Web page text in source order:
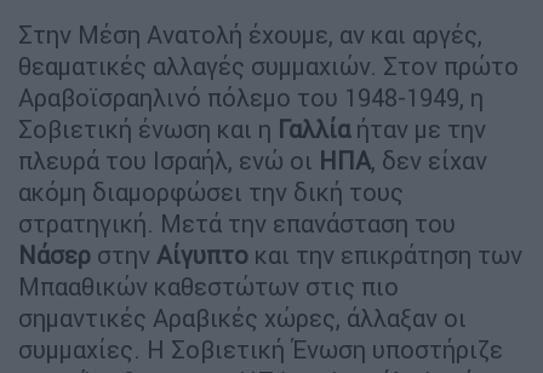
Στην Μέση Ανατολή έχουμε, αν και αργές,
θεαματικές αλλαγές συμμαχιών. Στον πρώτο
Αραβοϊσραηλινό πόλεμο του 1948-1949, η
Σοβιετική ένωση και η Γαλλίαήταν με την
πλευρά του Ισραήλ, ενώ οι ΗΠΑ, δεν είχαν
ακόμη διαμορφώσει την δική τους
στρατηγική. Μετά την επανάσταση του
Νάσερ στην Αίγυπτο και την επικράτηση των
Μπααθικών καθεστώτων στις πιο
σημαντικές Αραβικές χώρες, άλλαξαν οι
συμμαχίες. Η Σοβιετική Ένωση υποστήριζε